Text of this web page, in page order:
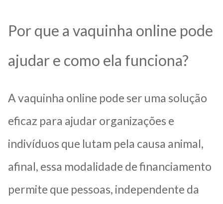
Por que a vaquinha online pode
ajudar e como ela funciona?
A vaquinha online pode ser uma solução
eficaz para ajudar organizações e
indivíduos que lutam pela causa animal,
afinal, essa modalidade de financiamento
permite que pessoas, independente da